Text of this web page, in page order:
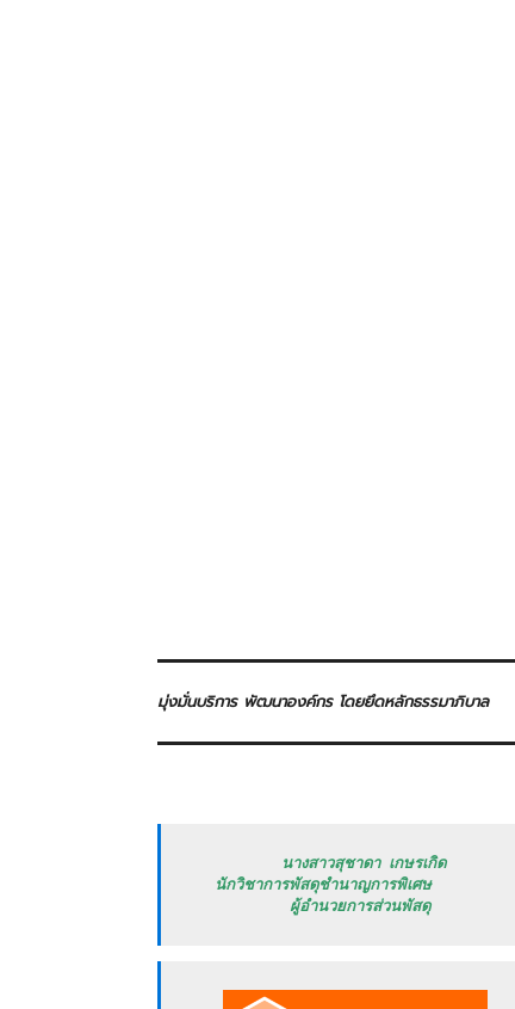
มุ่งมั่นบริการ พัฒนาองค์กร โดยยึดหลักธรรมาภิบาล
           นางสาวสุชาดา เกษรเกิด
   นักวิชาการพัสดุชำนาญการพิเศษ
            ผู้อำนวยการส่วนพัสดุ